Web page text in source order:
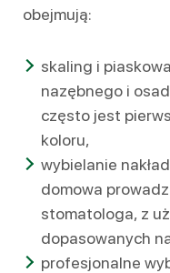
obejmują:
skaling i
nazębnego i
często jest
koloru,
wybielanie
domowa
stomatologa, z
dopasowanych
profesjonalne